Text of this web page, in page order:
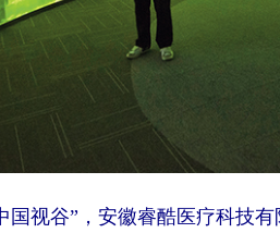
国视谷”，安徽睿酷医疗科技